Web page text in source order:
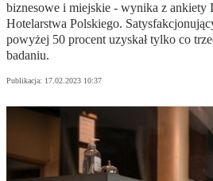
biznesowe i miejskie - wynika z ankiety
Hotelarstwa Polskiego.
powyżej 50 procent uzyskał tylko co
badaniu.
Publikacja: 17.02.2023 10:37